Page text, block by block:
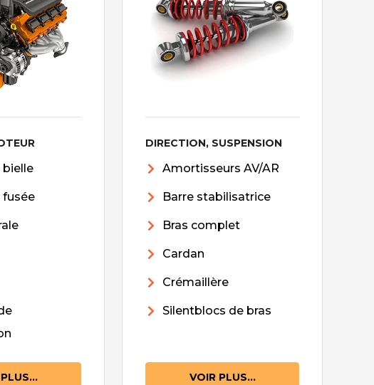
bielle
fusée
DIRECTION, SUSPENSION
Amortisseurs AV/AR
Barre stabilisatrice
Bras complet
Cardan
Crémaillère
Silentblocs de bras
VOIR PLUS...